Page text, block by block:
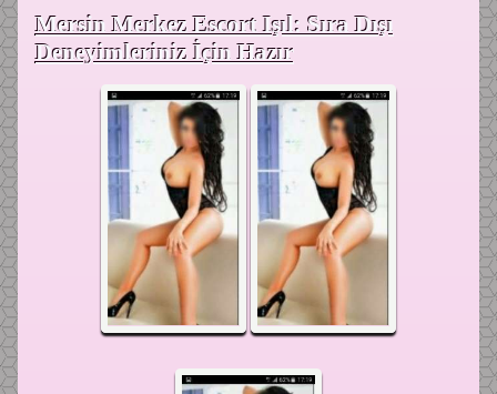
Mersin Merkez Escort Işıl: Sıra Dışı
Deneyimleriniz İçin Hazır